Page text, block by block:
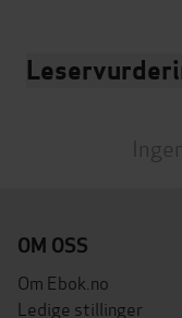
OM OSS
Om Ebok.no
Ledige stillinger